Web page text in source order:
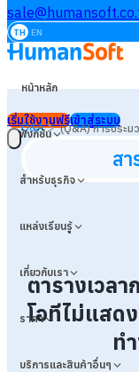
TH EN
หน้าหลัก
ฟังก์ชัน
สำหรับธุรกิจ
แหล่งเรียนรู้
เกี่ยวกับเรา
ราคา
บริการและสินค้าอื่นๆ
เริ่มใช้งานฟรีเข้าสู่ระบบ
Q&A>(Q&A) การประม
ส
ตารางเวล
โอทีไม่แสด
ท